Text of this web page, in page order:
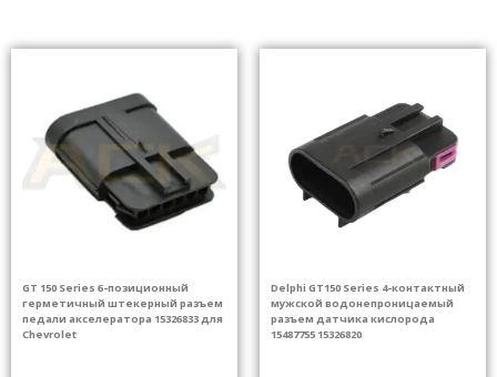
GT 150 Series 6-позиционный
герметичный штекерный разъем
педали акселератора 15326833 для
Chevrolet
Delphi GT150 Series 4-контактный
мужской водонепроницаемый
разъем датчика кислорода
15487755 15326820